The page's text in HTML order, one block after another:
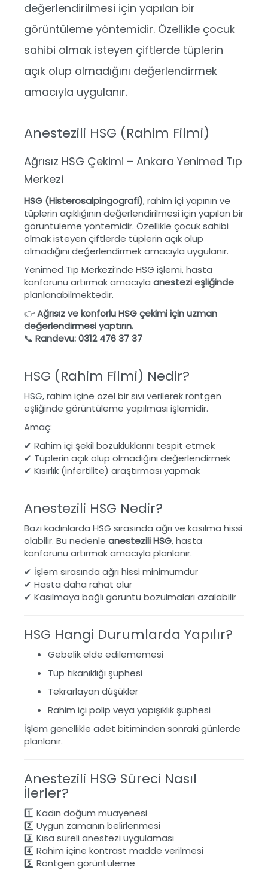
değerlendirilmesi için yapılan bir
görüntüleme yöntemidir. Özellikle çocuk
sahibi olmak isteyen çiftlerde tüplerin
açık olup olmadığını değerlendirmek
amacıyla uygulanır.
Anestezili HSG (Rahim Filmi)
Ağrısız HSG Çekimi – Ankara Yenimed Tıp
Merkezi
HSG (Histerosalpingografi), rahim içi yapının ve
tüplerin açıklığının değerlendirilmesi için yapılan bir
görüntüleme yöntemidir. Özellikle çocuk sahibi
olmak isteyen çiftlerde tüplerin açık olup
olmadığını değerlendirmek amacıyla uygulanır.
Yenimed Tıp Merkezi’nde HSG işlemi, hasta
konforunu artırmak amacıyla anestezi eşliğinde
planlanabilmektedir.
👉Ağrısız ve konforlu HSG çekimi için uzman
değerlendirmesi yaptırın.
📞 Randevu: 0312 476 37 37
HSG (Rahim Filmi) Nedir?
HSG, rahim içine özel bir sıvı verilerek röntgen
eşliğinde görüntüleme yapılması işlemidir.
Amaç:
✔ Rahim içi şekil bozukluklarını tespit etmek
✔ Tüplerin açık olup olmadığını değerlendirmek
✔ Kısırlık (infertilite) araştırması yapmak
Anestezili HSG Nedir?
Bazı kadınlarda HSG sırasında ağrı ve kasılma hissi
olabilir. Bu nedenle anestezili HSG, hasta
konforunu artırmak amacıyla planlanır.
✔ İşlem sırasında ağrı hissi minimumdur
✔ Hasta daha rahat olur
✔ Kasılmaya bağlı görüntü bozulmaları azalabilir
HSG Hangi Durumlarda Yapılır?
Gebelik elde edilememesi
Tüp tıkanıklığı şüphesi
Tekrarlayan düşükler
Rahim içi polip veya yapışıklık şüphesi
İşlem genellikle adet bitiminden sonraki günlerde
planlanır.
Anestezili HSG Süreci Nasıl
İlerler?
1️⃣ Kadın doğum muayenesi
2️⃣ Uygun zamanın belirlenmesi
3️⃣ Kısa süreli anestezi uygulaması
4️⃣ Rahim içine kontrast madde verilmesi
5️⃣ Röntgen görüntüleme